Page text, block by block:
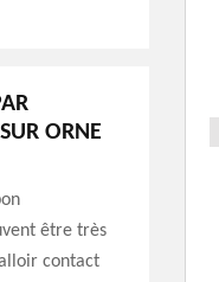
ORNE
être très
contact